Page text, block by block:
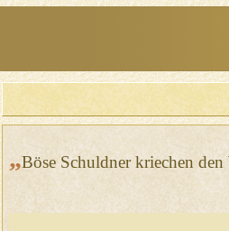
„Böse Schuldner kriechen